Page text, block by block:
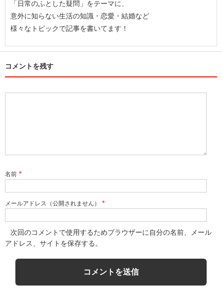
「日常のふとした疑問」をテーマに、
意外に知らない生活の知識・恋愛・結婚など
様々なトピックで記事を書いてます！
コメントを残す
名前 *
メールアドレス（公開されません） *
次回のコメントで使用するためブラウザーに自分の名前、メール
アドレス、サイトを保存する。